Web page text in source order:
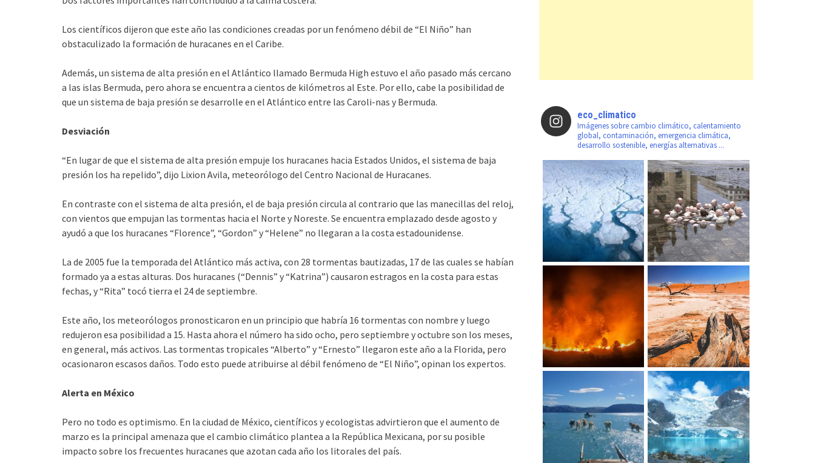
Los científicos dijeron que este año las condiciones creadas por un fenómeno débil de “El Niño” han
obstaculizado la formación de huracanes en el Caribe.
Además, un sistema de alta presión en el Atlántico llamado Bermuda High estuvo el año pasado más cercano
a las islas Bermuda, pero ahora se encuentra a cientos de kilómetros al Este. Por ello, cabe la posibilidad de
que un sistema de baja presión se desarrolle en el Atlántico entre las Caroli-nas y Bermuda.
Desviación
“En lugar de que el sistema de alta presión empuje los huracanes hacia Estados Unidos, el sistema de baja
presión los ha repelido”, dijo Lixion Avila, meteorólogo del Centro Nacional de Huracanes.
En contraste con el sistema de alta presión, el de baja presión circula al contrario que las manecillas del reloj,
con vientos que empujan las tormentas hacia el Norte y Noreste. Se encuentra emplazado desde agosto y
ayudó a que los huracanes “Florence”, “Gordon” y “Helene” no llegaran a la costa estadounidense.
La de 2005 fue la temporada del Atlántico más activa, con 28 tormentas bautizadas, 17 de las cuales se habían
formado ya a estas alturas. Dos huracanes (“Dennis” y “Katrina”) causaron estragos en la costa para estas
fechas, y “Rita” tocó tierra el 24 de septiembre.
Este año, los meteorólogos pronosticaron en un principio que habría 16 tormentas con nombre y luego
redujeron esa posibilidad a 15. Hasta ahora el número ha sido ocho, pero septiembre y octubre son los meses,
en general, más activos. Las tormentas tropicales “Alberto” y “Ernesto” llegaron este año a la Florida, pero
ocasionaron escasos daños. Todo esto puede atribuirse al débil fenómeno de “El Niño”, opinan los expertos.
Alerta en México
Pero no todo es optimismo. En la ciudad de México, científicos y ecologistas advirtieron que el aumento de
marzo es la principal amenaza que el cambio climático plantea a la República Mexicana, por su posible
impacto sobre los frecuentes huracanes que azotan cada año los litorales del país.
eco_climatico
Imágenes sobre cambio climático, calentamiento
global, contaminación, emergencia climática,
desarrollo sostenible, energías alternativas ...